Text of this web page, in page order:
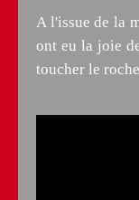
A l'issue de la
ont eu la joie
toucher le